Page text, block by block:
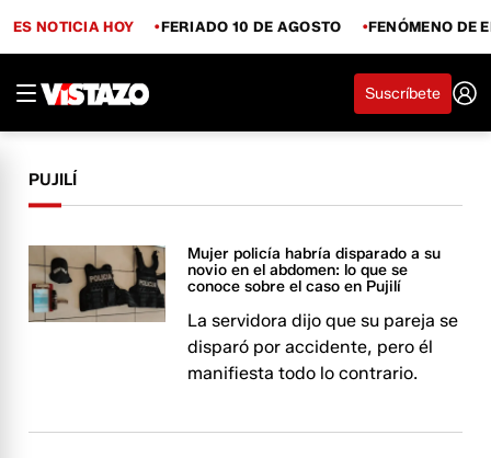
ES NOTICIA HOY FERIADO 10 DE AGOSTO FENÓMENO DE
Suscríbete
PUJILÍ
Mujer policía habría disparado a su
novio en el abdomen: lo que se
conoce sobre el caso en Pujilí
La servidora dijo que su pareja se
disparó por accidente, pero él
manifiesta todo lo contrario.